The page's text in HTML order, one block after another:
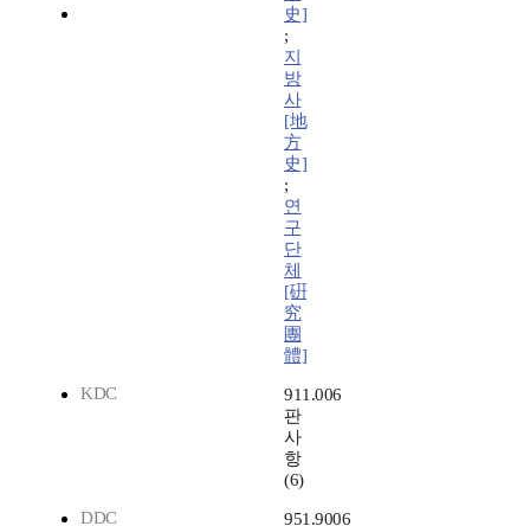
史]
;
지
방
사
[地
方
史]
;
연
구
단
체
[硏
究
團
體]
KDC
911.006
판
사
항
(6)
DDC
951.9006